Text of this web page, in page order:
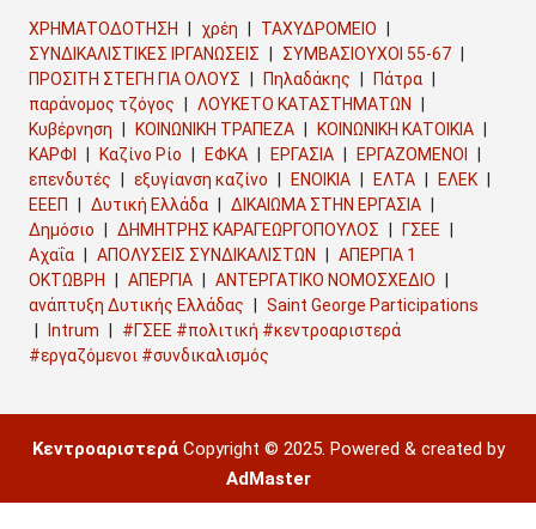
ΧΡΗΜΑΤΟΔΟΤΗΣΗ χρέη
ΤΑΧΥΔΡΟΜΕΙΟ
ΣΥΝΔΙΚΑΛΙΣΤΙΚΕΣ ΙΡΓΑΝΩΣΕΙΣ
ΣΥΜΒΑΣΙΟΥΧΟΙ 55-67
ΠΡΟΣΙΤΗ ΣΤΕΓΗ ΓΙΑ ΟΛΟΥΣ
Πηλαδάκης
Πάτρα
παράνομος τζόγος
ΛΟΥΚΕΤΟ ΚΑΤΑΣΤΗΜΑΤΩΝ
Κυβέρνηση
ΚΟΙΝΩΝΙΚΗ ΤΡΑΠΕΖΑ
ΚΟΙΝΩΝΙΚΗ ΚΑΤΟΙΚΙΑ
ΚΑΡΦΙ
Καζίνο Ρίο ΕΦΚΑ ΕΡΓΑΣΙΑ
ΕΡΓΑΖΟΜΕΝΟΙ
επενδυτές
εξυγίανση καζίνο ΕΝΟΙΚΙΑ ΕΛΤΑ
ΕΛΕΚ
ΕΕΕΠ
Δυτική Ελλάδα
ΔΙΚΑΙΩΜΑ ΣΤΗΝ ΕΡΓΑΣΙΑ
Δημόσιο
ΔΗΜΗΤΡΗΣ ΚΑΡΑΓΕΩΡΓΟΠΟΥΛΟΣ
ΓΣΕΕ
Αχαΐα
ΑΠΟΛΥΣΕΙΣ ΣΥΝΔΙΚΑΛΙΣΤΩΝ
ΑΠΕΡΓΙΑ 1
ΟΚΤΩΒΡΗ
ΑΠΕΡΓΙΑ
ΑΝΤΕΡΓΑΤΙΚΟ ΝΟΜΟΣΧΕΔΙΟ
ανάπτυξη Δυτικής Ελλάδας
Saint George Participations
Intrum
#ΓΣΕΕ #πολιτική #κεντροαριστερά
#εργαζόμενοι #συνδικαλισμός
ΚεντροαριστεράCopyright © 2025. Powered & created by
AdMaster